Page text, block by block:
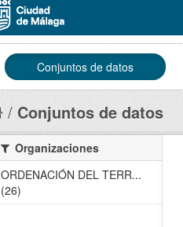
Conjuntos de datos
Conjuntos de datos
Organizaciones
ORDENACIÓN DEL TERR...
(26)